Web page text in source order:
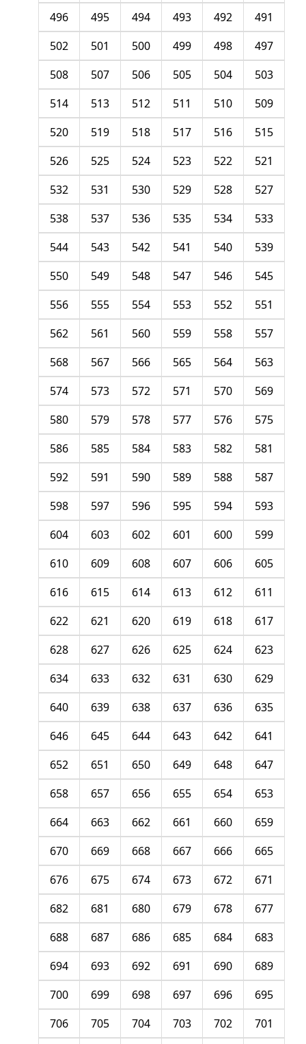
491
492
493
494
495
496
497
498
499
500
501
502
503
504
505
506
507
508
509
510
511
512
513
514
515
516
517
518
519
520
521
522
523
524
525
526
527
528
529
530
531
532
533
534
535
536
537
538
539
540
541
542
543
544
545
546
547
548
549
550
551
552
553
554
555
556
557
558
559
560
561
562
563
564
565
566
567
568
569
570
571
572
573
574
575
576
577
578
579
580
581
582
583
584
585
586
587
588
589
590
591
592
593
594
595
596
597
598
599
600
601
602
603
604
605
606
607
608
609
610
611
612
613
614
615
616
617
618
619
620
621
622
623
624
625
626
627
628
629
630
631
632
633
634
635
636
637
638
639
640
641
642
643
644
645
646
647
648
649
650
651
652
653
654
655
656
657
658
659
660
661
662
663
664
665
666
667
668
669
670
671
672
673
674
675
676
677
678
679
680
681
682
683
684
685
686
687
688
689
690
691
692
693
694
695
696
697
698
699
700
701
702
703
704
705
706